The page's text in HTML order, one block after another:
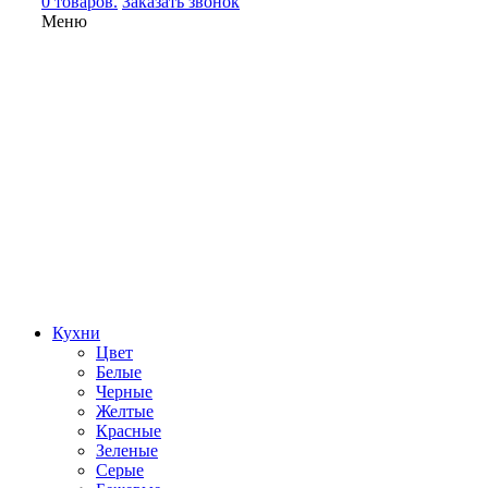
Меню
Кухни
Цвет
Белые
Черные
Желтые
Красные
Зеленые
Серые